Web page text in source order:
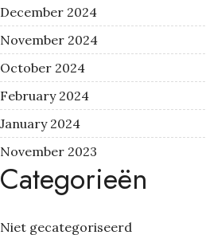
December 2024
November 2024
October 2024
February 2024
January 2024
November 2023
Categorieën
Niet gecategoriseerd